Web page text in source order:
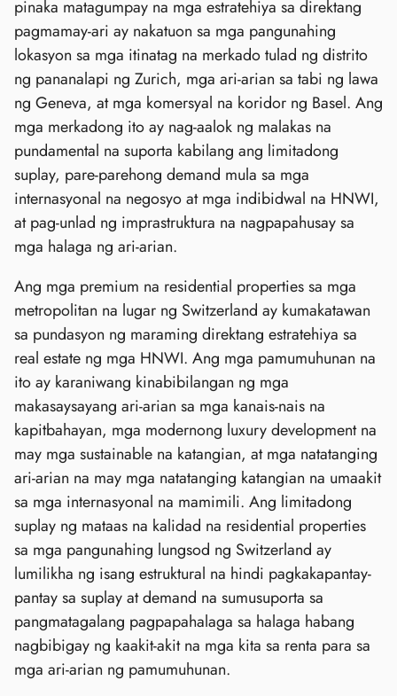
pinaka matagumpay na mga estratehiya sa direktang
pagmamay-ari ay nakatuon sa mga pangunahing
lokasyon sa mga itinatag na merkado tulad ng distrito
ng pananalapi ng Zurich, mga ari-arian sa tabi ng lawa
ng Geneva, at mga komersyal na koridor ng Basel. Ang
mga merkadong ito ay nag-aalok ng malakas na
pundamental na suporta kabilang ang limitadong
suplay, pare-parehong demand mula sa mga
internasyonal na negosyo at mga indibidwal na HNWI,
at pag-unlad ng imprastruktura na nagpapahusay sa
mga halaga ng ari-arian.
Ang mga premium na residential properties sa mga
metropolitan na lugar ng Switzerland ay kumakatawan
sa pundasyon ng maraming direktang estratehiya sa
real estate ng mga HNWI. Ang mga pamumuhunan na
ito ay karaniwang kinabibilangan ng mga
makasaysayang ari-arian sa mga kanais-nais na
kapitbahayan, mga modernong luxury development na
may mga sustainable na katangian, at mga natatanging
ari-arian na may mga natatanging katangian na umaakit
sa mga internasyonal na mamimili. Ang limitadong
suplay ng mataas na kalidad na residential properties
sa mga pangunahing lungsod ng Switzerland ay
lumilikha ng isang estruktural na hindi pagkakapantay-
pantay sa suplay at demand na sumusuporta sa
pangmatagalang pagpapahalaga sa halaga habang
nagbibigay ng kaakit-akit na mga kita sa renta para sa
mga ari-arian ng pamumuhunan.